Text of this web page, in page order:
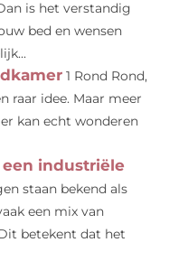
is het verstandig
bed en wensen
1 Rond Rond,
raar idee. Maar meer
kan echt wonderen
industriële
staan ​​bekend als
een mix van
betekent dat het